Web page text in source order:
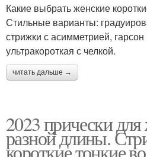
Какие выбрать женские
Стильные варианты:
стрижки с асимметрией,
ультракороткая с челкой.
читать дальше →
2023 прически
разной длины.